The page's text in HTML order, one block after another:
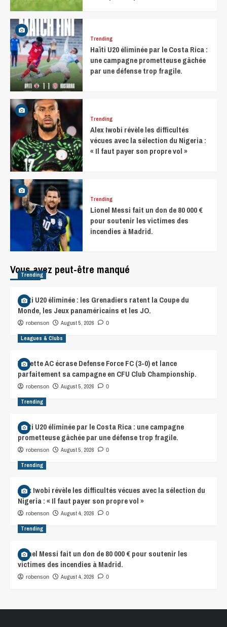
Trending
Haïti U20 éliminée par le Costa Rica :
une campagne prometteuse gâchée
par une défense trop fragile.
Trending
Alex Iwobi révèle les difficultés
vécues avec la sélection du Nigeria :
« Il faut payer son propre vol »
Trending
Lionel Messi fait un don de 80 000 €
pour soutenir les victimes des
incendies à Madrid.
Vous avez peut-être manqué
Trending
Haïti U20 éliminée : les Grenadiers ratent la Coupe du
Monde, les Jeux panaméricains et les JO.
robenson August 5, 2026 0
Leagues & Clubs
Violette AC écrase Defense Force FC (3-0) et lance
parfaitement sa campagne en CFU Club Championship.
robenson August 5, 2026 0
Trending
Haïti U20 éliminée par le Costa Rica : une campagne
prometteuse gâchée par une défense trop fragile.
robenson August 5, 2026 0
Trending
Alex Iwobi révèle les difficultés vécues avec la sélection du
Nigeria : « Il faut payer son propre vol »
robenson August 4, 2026 0
Trending
Lionel Messi fait un don de 80 000 € pour soutenir les
victimes des incendies à Madrid.
robenson August 4, 2026 0